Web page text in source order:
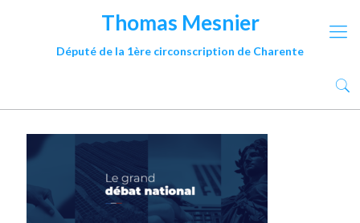
Thomas Mesnier
Député de la 1ère circonscription de Charente